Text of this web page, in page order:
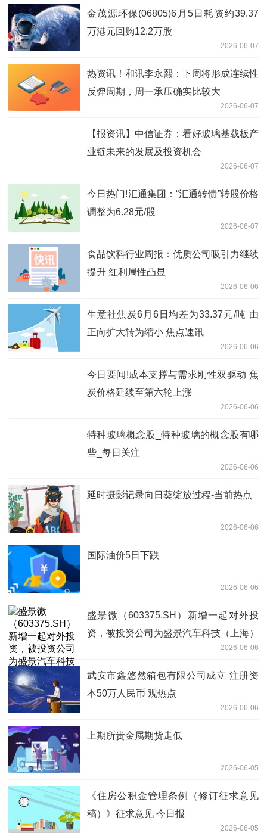
金茂源环保(06805)6月5日耗资约39.37
万港元回购12.2万股
2026-06-07
热资讯！和讯李永熙：下周将形成连续性
反弹周期，周一承压确实比较大
2026-06-07
【报资讯】中信证券：看好玻璃基载板产
业链未来的发展及投资机会
2026-06-07
今日热门!汇通集团：“汇通转债”转股价格
调整为6.28元/股
2026-06-07
食品饮料行业周报：优质公司吸引力继续
提升 红利属性凸显
2026-06-06
生意社焦炭6月6日均差为33.37元/吨 由
正向扩大转为缩小 焦点速讯
2026-06-06
今日要闻!成本支撑与需求刚性双驱动 焦
炭价格延续至第六轮上涨
2026-06-06
特种玻璃概念股_特种玻璃的概念股有哪
些_每日关注
2026-06-06
延时摄影记录向日葵绽放过程-当前热点
2026-06-06
国际油价5日下跌
2026-06-06
盛景微（603375.SH）新增一起对外投
资，被投资公司为盛景汽车科技（上海）
2026-06-06
武安市鑫悠然箱包有限公司成立 注册资
本50万人民币 观热点
2026-06-06
上期所贵金属期货走低
2026-06-05
《住房公积金管理条例（修订征求意见
稿）》征求意见 今日报
2026-06-05